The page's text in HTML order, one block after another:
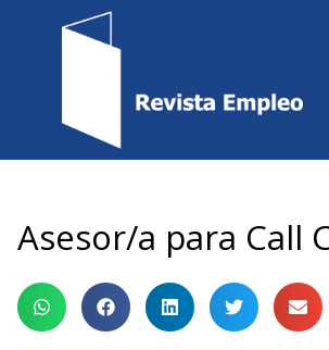
Asesor/a para Call